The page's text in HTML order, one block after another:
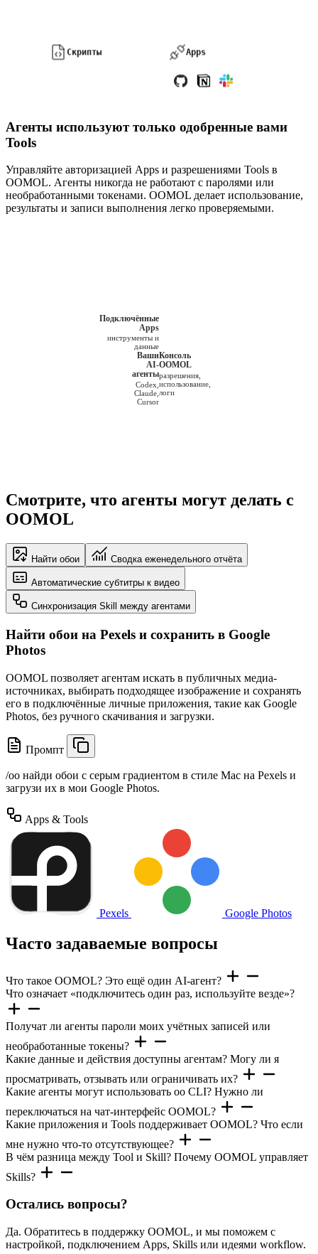
Скрипты Apps
Агенты используют только одобренные вами
Tools
Управляйте авторизацией Apps и разрешениями Tools в
OOMOL. Агенты никогда не работают с паролями или
необработанными токенами. OOMOL делает использование,
результаты и записи выполнения легко проверяемыми.
Консоль
OOMOL
разрешения,
использование,
логи
Ваши
AI-
агенты
Codex,
Claude,
Cursor
Подключённые
Apps
инструменты и
данные
Смотрите, что агенты могут делать с
OOMOL
Найти обои Сводка еженедельного отчёта
Автоматические субтитры к видео
Синхронизация Skill между агентами
Найти обои на Pexels и сохранить в Google
Photos
OOMOL позволяет агентам искать в публичных медиа-
источниках, выбирать подходящее изображение и сохранять
его в подключённые личные приложения, такие как Google
Photos, без ручного скачивания и загрузки.
Промпт
/oo найди обои с серым градиентом в стиле Mac на Pexels и
загрузи их в мои Google Photos.
Apps & Tools
Pexels Google Photos
Часто задаваемые вопросы
Что такое OOMOL? Это ещё один AI-агент?
Что означает «подключитесь один раз, используйте везде»?
Получат ли агенты пароли моих учётных записей или
необработанные токены?
Какие данные и действия доступны агентам? Могу ли я
просматривать, отзывать или ограничивать их?
Какие агенты могут использовать oo CLI? Нужно ли
переключаться на чат-интерфейс OOMOL?
Какие приложения и Tools поддерживает OOMOL? Что если
мне нужно что-то отсутствующее?
В чём разница между Tool и Skill? Почему OOMOL управляет
Skills?
Остались вопросы?
Да. Обратитесь в поддержку OOMOL, и мы поможем с
настройкой, подключением Apps, Skills или идеями workflow.